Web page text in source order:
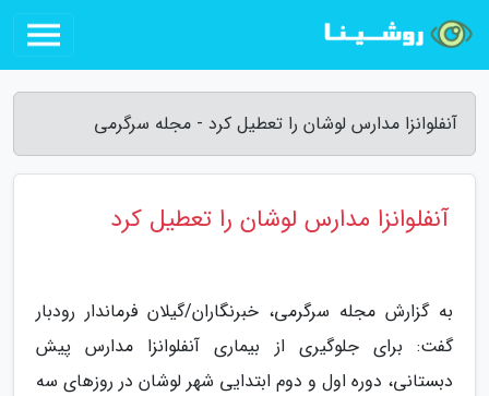
آنفلوانزا مدارس لوشان را تعطیل کرد - مجله سرگرمی
آنفلوانزا مدارس لوشان را تعطیل کرد
به گزارش مجله سرگرمی، خبرنگاران/گیلان فرماندار رودبار
گفت: برای جلوگیری از بیماری آنفلوانزا مدارس پیش
دبستانی، دوره اول و دوم ابتدایی شهر لوشان در روزهای سه